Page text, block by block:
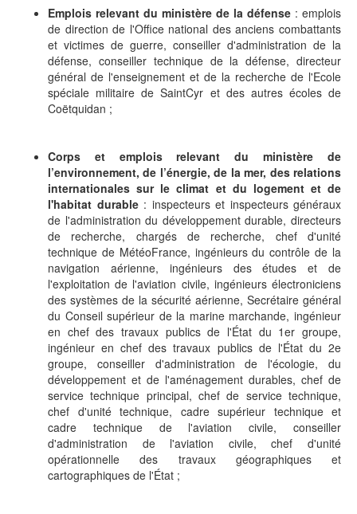
Emplois relevant du ministère de la défense : emplois
de direction de l'Office national des anciens combattants
et victimes de guerre, conseiller d'administration de la
défense, conseiller technique de la défense, directeur
général de l'enseignement et de la recherche de l'Ecole
spéciale militaire de SaintCyr et des autres écoles de
Coëtquidan ;
Corps et emplois relevant du ministère de
l’environnement, de l’énergie, de la mer, des relations
internationales sur le climat et du logement et de
l'habitat durable: inspecteurs et inspecteurs généraux
de l'administration du développement durable, directeurs
de recherche, chargés de recherche, chef d'unité
technique de MétéoFrance, ingénieurs du contrôle de la
navigation aérienne, ingénieurs des études et de
l'exploitation de l'aviation civile, ingénieurs électroniciens
des systèmes de la sécurité aérienne, Secrétaire général
du Conseil supérieur de la marine marchande, ingénieur
en chef des travaux publics de l'État du 1er groupe,
ingénieur en chef des travaux publics de l'État du 2e
groupe, conseiller d'administration de l'écologie, du
développement et de l'aménagement durables, chef de
service technique principal, chef de service technique,
chef d'unité technique, cadre supérieur technique et
cadre technique de l'aviation civile, conseiller
d'administration de l'aviation civile, chef d'unité
opérationnelle des travaux géographiques et
cartographiques de l'État ;